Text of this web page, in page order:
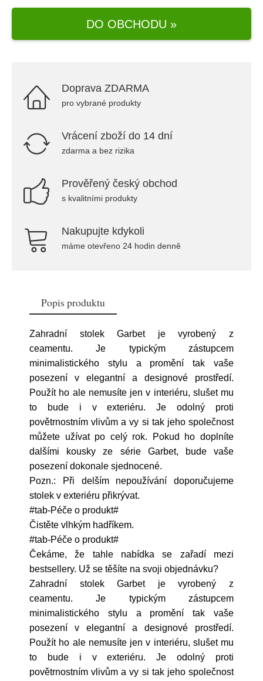
DO OBCHODU »
Doprava ZDARMA
pro vybrané produkty
Vrácení zboží do 14 dní
zdarma a bez rizika
Prověřený český obchod
s kvalitními produkty
Nakupujte kdykoli
máme otevřeno 24 hodin denně
Popis produktu
Zahradní stolek Garbet je vyrobený z
ceamentu. Je typickým zástupcem
minimalistického stylu a promění tak vaše
posezení v elegantní a designové prostředí.
Použít ho ale nemusíte jen v interiéru, slušet mu
to bude i v exteriéru. Je odolný proti
povětrnostním vlivům a vy si tak jeho společnost
můžete užívat po celý rok. Pokud ho doplníte
dalšími kousky ze série Garbet, bude vaše
posezení dokonale sjednocené.
Pozn.: Při delším nepoužívání doporučujeme
stolek v exteriéru přikrývat.
#tab-Péče o produkt#
Čistěte vlhkým hadříkem.
#tab-Péče o produkt#
Čekáme, že tahle nabídka se zařadí mezi
bestsellery. Už se těšíte na svoji objednávku?
Zahradní stolek Garbet je vyrobený z
ceamentu. Je typickým zástupcem
minimalistického stylu a promění tak vaše
posezení v elegantní a designové prostředí.
Použít ho ale nemusíte jen v interiéru, slušet mu
to bude i v exteriéru. Je odolný proti
povětrnostním vlivům a vy si tak jeho společnost